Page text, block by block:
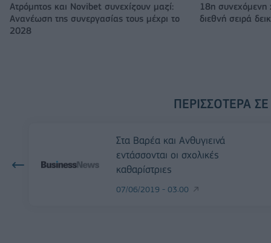
Ατρόμητος και Novibet συνεχίζουν μαζί:
Ανανέωση της συνεργασίας τους μέχρι το
2028
18η συνεχόμενη
διεθνή σειρά
ΠΕΡΙΣΣΌΤΕΡΑ
Στα Βαρέα και Ανθυγιεινά
εντάσσονται οι σχολικές
καθαρίστριες
07/06/2019 - 03:00